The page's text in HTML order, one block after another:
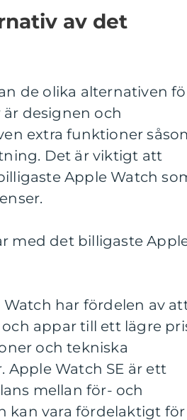
av det
de olika alternativen
designen och
extra funktioner
Det är viktigt att
Apple Watch
med det billigaste
har fördelen av
appar till ett lägre
och tekniska
Watch SE är ett
mellan för- och
kan vara fördelaktigt för